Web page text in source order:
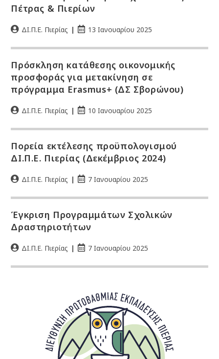
Πέτρας & Πιερίων
ΔΙ.Π.Ε. Πιερίας 13 Ιανουαρίου 2025
Πρόσκληση κατάθεσης οικονομικής
προσφοράς για μετακίνηση σε
πρόγραμμα Erasmus+ (ΔΣ Σβορώνου)
ΔΙ.Π.Ε. Πιερίας 10 Ιανουαρίου 2025
Πορεία εκτέλεσης προϋπολογισμού
ΔΙ.Π.Ε. Πιερίας (Δεκέμβριος 2024)
ΔΙ.Π.Ε. Πιερίας 7 Ιανουαρίου 2025
Έγκριση Προγραμμάτων Σχολικών
Δραστηριοτήτων
ΔΙ.Π.Ε. Πιερίας 7 Ιανουαρίου 2025